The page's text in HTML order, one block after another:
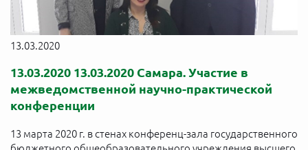
13.03.2020
13.03.2020 13.03.2020 Самара. Участие в
межведомственной научно-практической
конференции
13 марта 2020 г. в стенах конференц-зала государственного